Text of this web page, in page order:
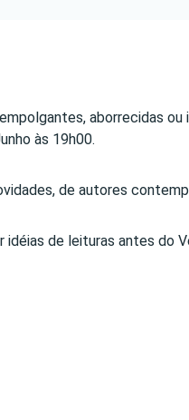
aborrecidas
às 19h00.
de autores
idéias de leituras antes do